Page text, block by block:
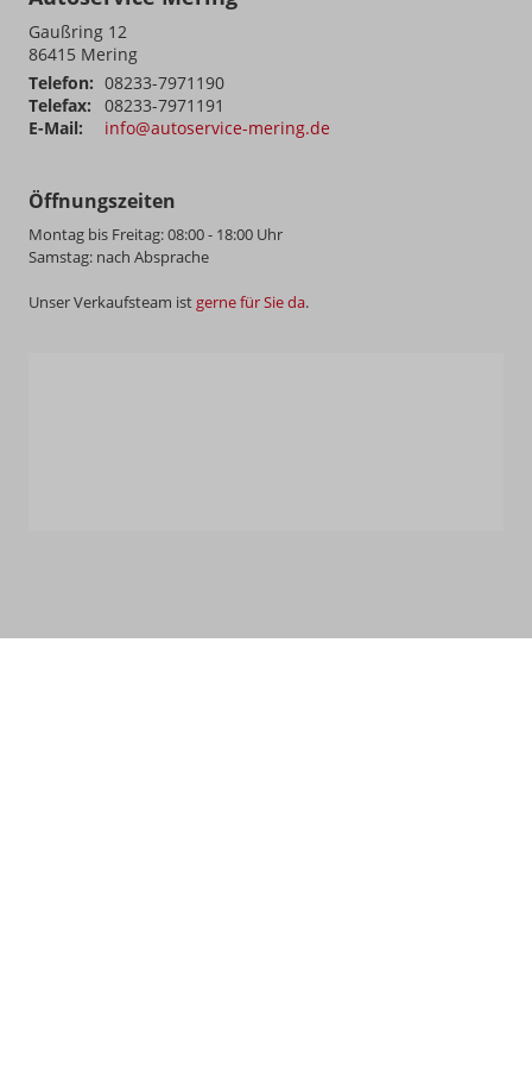
Gaußring 12
86415 Mering
Telefon: 08233-7971190
Telefax:
08233-7971191
E-Mail:
info@autoservice-mering.de
Öffnungszeiten
Montag bis Freitag: 08:00 - 18:00 Uhr
Samstag: nach Absprache
Unser Verkaufsteam ist gerne für Sie da.